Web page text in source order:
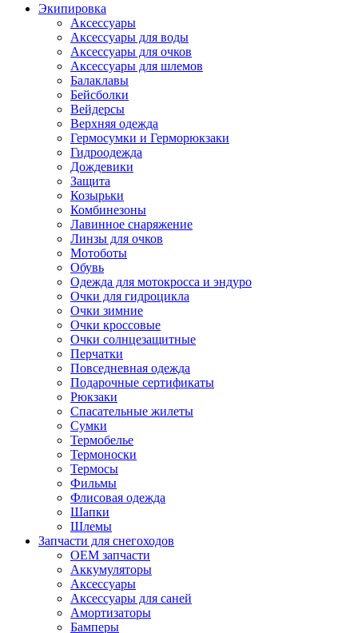
Экипировка
Аксессуары
Аксессуары для воды
Аксессуары для очков
Аксессуары для шлемов
Балаклавы
Бейсболки
Вейдерсы
Верхняя одежда
Гермосумки и Герморюкзаки
Гидроодежда
Дождевики
Защита
Козырьки
Комбинезоны
Лавинное снаряжение
Линзы для очков
Мотоботы
Обувь
Одежда для мотокросса и эндуро
Очки для гидроцикла
Очки зимние
Очки кроссовые
Очки солнцезащитные
Перчатки
Повседневная одежда
Подарочные сертификаты
Рюкзаки
Спасательные жилеты
Сумки
Термобелье
Термоноски
Термосы
Фильмы
Флисовая одежда
Шапки
Шлемы
Запчасти для снегоходов
OEM запчасти
Аккумуляторы
Аксессуары
Аксессуары для саней
Амортизаторы
Бамперы